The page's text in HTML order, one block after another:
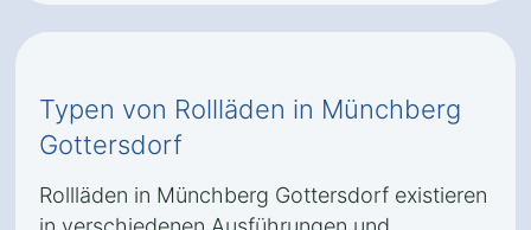
Typen von Rollläden in Münchberg
Gottersdorf
Rollläden in Münchberg Gottersdorf existieren